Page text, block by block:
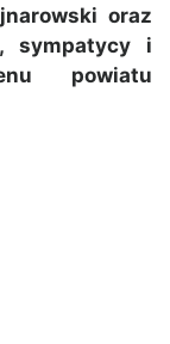
oraz
sympatycy i
powiatu